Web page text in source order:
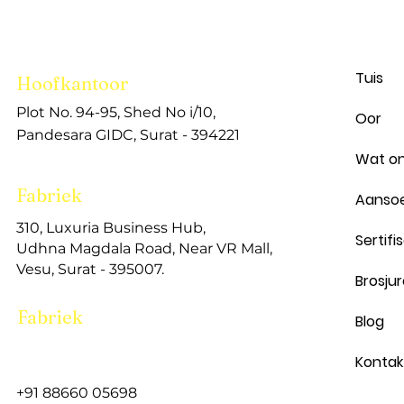
Hoofkantoor
Plot No. 94-95, Shed No i/10,
Pandesara GIDC, Surat - 394221
Fabriek
310, Luxuria Business Hub,
Udhna Magdala Road, Near VR Mall,
Vesu, Surat - 395007.
Fabriek
Tuis
Oor
Wat
Blog
Kontak
+91 88660 05698